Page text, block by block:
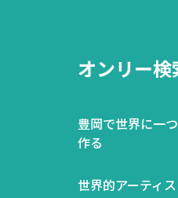
オンリー検
豊岡で世界に一
作る
世界的アーティ